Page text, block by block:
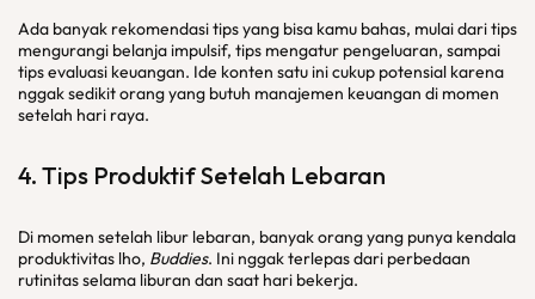
Ada banyak rekomendasi tips yang bisa kamu bahas, mulai dari tips
mengurangi belanja impulsif, tips mengatur pengeluaran, sampai
tips evaluasi keuangan. Ide konten satu ini cukup potensial karena
nggak sedikit orang yang butuh manajemen keuangan di momen
setelah hari raya.
4. Tips Produktif Setelah Lebaran
Di momen setelah libur lebaran, banyak orang yang punya kendala
produktivitas lho, Buddies. Ini nggak terlepas dari perbedaan
rutinitas selama liburan dan saat hari bekerja.